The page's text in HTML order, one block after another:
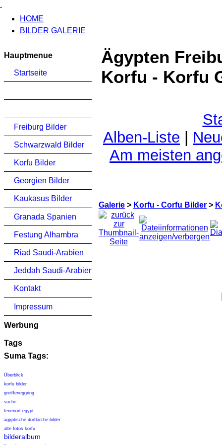
HOME
BILDER GALERIE
Hauptmenue
Startseite
Freiburg Bilder
Schwarzwald Bilder
Korfu Bilder
Georgien Bilder
Kaukasus Bilder
Granada Spanien
Festung Alhambra
Riad Saudi-Arabien
Jeddah Saudi-Arabien
Kontakt
Impressum
Werbung
Tags
Suma Tags:
Überblick
korfu bilder
greiffeneggring
suche
ferienort egypt
ägyptische dorfkirche bilder
alte fotos korfu
bilderalbum
Ägypten
Korfu - Korfu
Alben-Liste
Am meisten
Galerie > Korfu - Corfu Bilder >